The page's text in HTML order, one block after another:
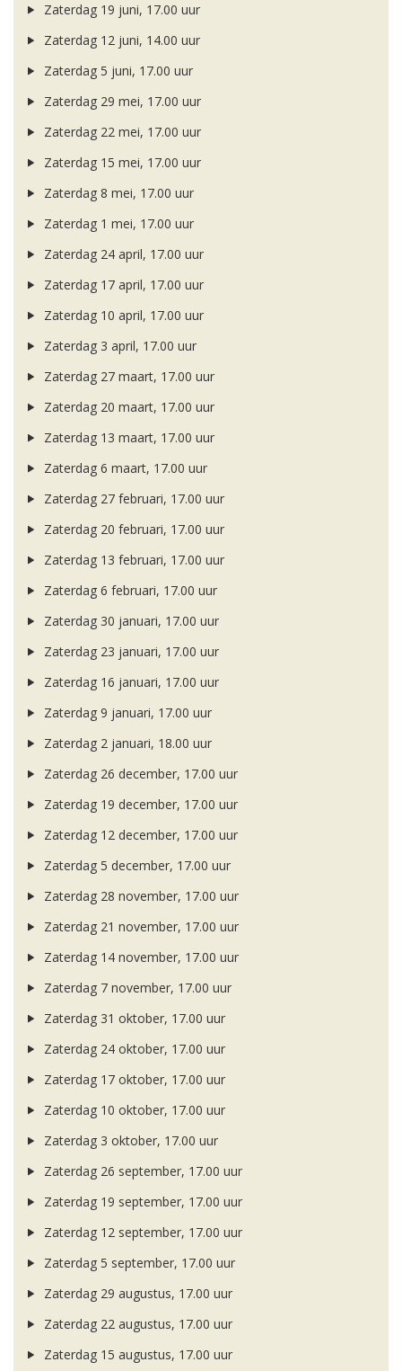
Zaterdag 19 juni, 17.00 uur
Zaterdag 12 juni, 14.00 uur
Zaterdag 5 juni, 17.00 uur
Zaterdag 29 mei, 17.00 uur
Zaterdag 22 mei, 17.00 uur
Zaterdag 15 mei, 17.00 uur
Zaterdag 8 mei, 17.00 uur
Zaterdag 1 mei, 17.00 uur
Zaterdag 24 april, 17.00 uur
Zaterdag 17 april, 17.00 uur
Zaterdag 10 april, 17.00 uur
Zaterdag 3 april, 17.00 uur
Zaterdag 27 maart, 17.00 uur
Zaterdag 20 maart, 17.00 uur
Zaterdag 13 maart, 17.00 uur
Zaterdag 6 maart, 17.00 uur
Zaterdag 27 februari, 17.00 uur
Zaterdag 20 februari, 17.00 uur
Zaterdag 13 februari, 17.00 uur
Zaterdag 6 februari, 17.00 uur
Zaterdag 30 januari, 17.00 uur
Zaterdag 23 januari, 17.00 uur
Zaterdag 16 januari, 17.00 uur
Zaterdag 9 januari, 17.00 uur
Zaterdag 2 januari, 18.00 uur
Zaterdag 26 december, 17.00 uur
Zaterdag 19 december, 17.00 uur
Zaterdag 12 december, 17.00 uur
Zaterdag 5 december, 17.00 uur
Zaterdag 28 november, 17.00 uur
Zaterdag 21 november, 17.00 uur
Zaterdag 14 november, 17.00 uur
Zaterdag 7 november, 17.00 uur
Zaterdag 31 oktober, 17.00 uur
Zaterdag 24 oktober, 17.00 uur
Zaterdag 17 oktober, 17.00 uur
Zaterdag 10 oktober, 17.00 uur
Zaterdag 3 oktober, 17.00 uur
Zaterdag 26 september, 17.00 uur
Zaterdag 19 september, 17.00 uur
Zaterdag 12 september, 17.00 uur
Zaterdag 5 september, 17.00 uur
Zaterdag 29 augustus, 17.00 uur
Zaterdag 22 augustus, 17.00 uur
Zaterdag 15 augustus, 17.00 uur